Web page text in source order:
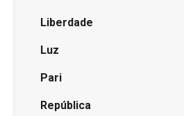
Liberdade
Luz
Pari
República